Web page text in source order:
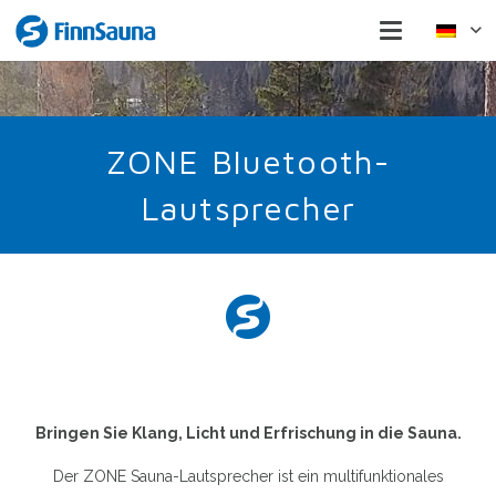
ZONE Bluetooth-
Lautsprecher
Bringen Sie Klang, Licht und Erfrischung in die Sauna.
Der ZONE Sauna-Lautsprecher ist ein multifunktionales